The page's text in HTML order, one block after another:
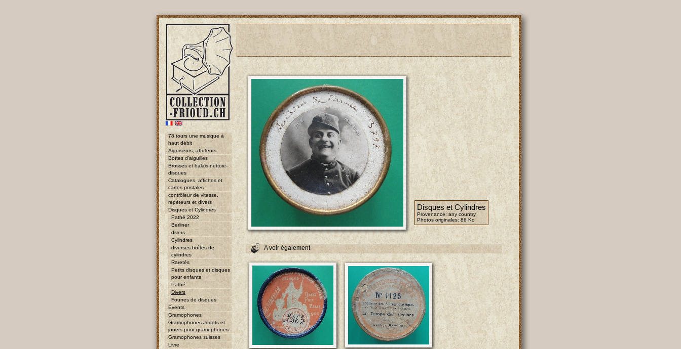
78 tours une musique à
haut débit
Aiguiseurs, affuteurs
Boîtes d'aiguilles
Brosses et balais nettoie-
disques
Catalogues, affiches et
cartes postales
contrôleur de vitesse,
répéteurs et divers
Disques et Cylindres
Pathé 2022
Berliner
divers
Cylindres
diverses boîtes de
cylindres
Raretés
Petits disques et disques
pour enfants
Pathé
Divers
Fourres de disques
Events
Gramophones
Gramophones Jouets et
jouets pour gramophones
Gramophones suisses
Livre
Disques et Cylindres
Provenance: any country
Photos originales: 86 Ko
A voir également